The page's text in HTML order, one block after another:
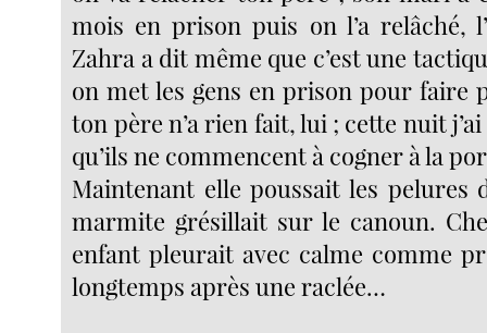
mois en prison puis on l’a relâché,
Zahra a dit même que c’est une
on met les gens en prison pour faire
ton père n’a rien fait, lui ; cette nuit
qu’ils ne commencent à cogner à la
Maintenant elle poussait les pelures
marmite grésillait sur le canoun.
enfant pleurait avec calme comme
longtemps après une raclée…